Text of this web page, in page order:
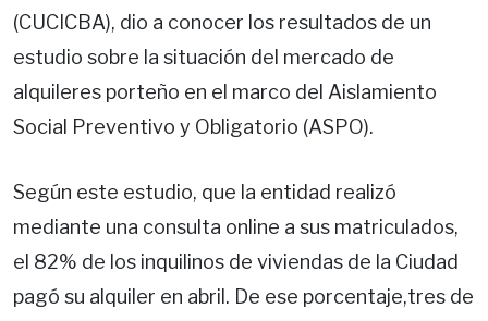
(CUCICBA), dio a conocer los resultados de un
estudio sobre la situación del mercado de
alquileres porteño en el marco del Aislamiento
Social Preventivo y Obligatorio (ASPO).
Según este estudio, que la entidad realizó
mediante una consulta online a sus matriculados,
el 82% de los inquilinos de viviendas de la Ciudad
pagó su alquiler en abril. De ese porcentaje,tres de